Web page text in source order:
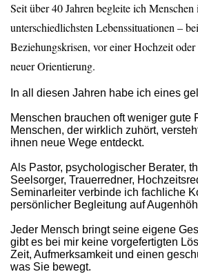
Seit über 40 Jahren begleite ich Menschen
unterschiedlichsten Lebenssituationen –
Beziehungskrisen, vor einer Hochzeit oder
neuer Orientierung.
In all diesen Jahren habe ich eines
Menschen brauchen oft weniger gute
Menschen, der wirklich zuhört,
ihnen neue Wege entdeckt.
Als Pastor, psychologischer Berater,
Seelsorger, Trauerredner,
Seminarleiter verbinde ich fachliche
persönlicher Begleitung auf
Jeder Mensch bringt seine eigene
gibt es bei mir keine vorgefertigten
Zeit, Aufmerksamkeit und einen
was Sie bewegt.